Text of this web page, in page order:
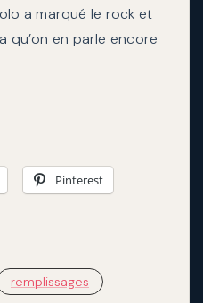
a marqué le rock et
qu’on en parle encore
Pinterest
remplissages